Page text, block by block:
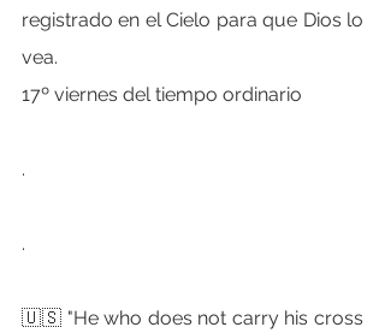
registrado en el Cielo para que Dios lo
vea.
17º viernes del tiempo ordinario
.
.
🇺🇸 "He who does not carry his cross